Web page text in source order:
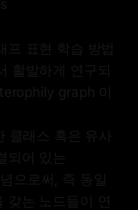
프 표현 학습 방법
활발하게 연구되
graph 이
클래스 혹은 유사
되어 있는
으로써, 즉 동일
갖는 노드들이 연